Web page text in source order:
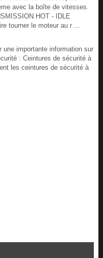
avec la boîte de vitesses.
HOT - IDLE
tourner le moteur au r ...
importante information sur
: Ceintures de sécurité à
les ceintures de sécurité à